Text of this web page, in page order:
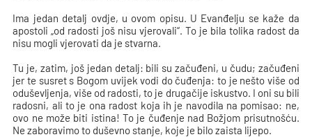
Ima jedan detalj ovdje, u ovom opisu. U Evanđelju se kaže da
apostoli „od radosti još nisu vjerovali“. To je bila tolika radost da
nisu mogli vjerovati da je stvarna.
Tu je, zatim, još jedan detalj: bili su začuđeni, u čudu; začuđeni
jer te susret s Bogom uvijek vodi do čuđenja: to je nešto više od
oduševljenja, više od radosti, to je drugačije iskustvo. I oni su bili
radosni, ali to je ona radost koja ih je navodila na pomisao: ne,
ovo ne može biti istina! To je čuđenje nad Božjom prisutnošću.
Ne zaboravimo to duševno stanje, koje je bilo zaista lijepo.